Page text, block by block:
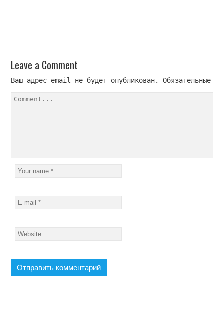
Leave a Comment
Ваш адрес email не будет опубликован. Обязательные